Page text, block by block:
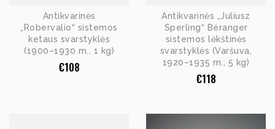
Antikvarinės
„Robervalio“ sistemos
ketaus svarstyklės
(1900–1930 m., 1 kg)
€108
Antikvarinės „Juliusz
Sperling“ Béranger
sistemos lėkštinės
svarstyklės (Varšuva,
1920–1935 m., 5 kg)
€118